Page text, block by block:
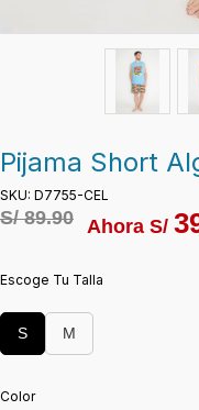
Pijama Short
SKU: D7755-CEL
S/89.90 Ahora S/
Escoge Tu Talla
S M
Color